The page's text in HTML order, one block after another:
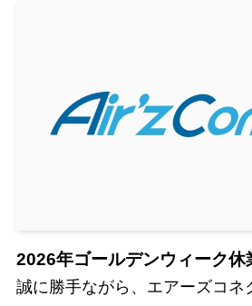
2026年ゴールデンウィーク休
誠に勝手ながら、エアーズコネ